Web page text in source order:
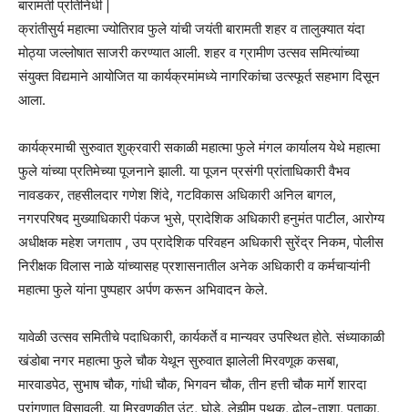
बारामती प्रतिनिधी |
क्रांतीसुर्य महात्मा ज्योतिराव फुले यांची जयंती बारामती शहर व तालुक्यात यंदा
मोठ्या जल्लोषात साजरी करण्यात आली. शहर व ग्रामीण उत्सव समित्यांच्या
संयुक्त विद्यमाने आयोजित या कार्यक्रमांमध्ये नागरिकांचा उत्स्फूर्त सहभाग दिसून
आला.
कार्यक्रमाची सुरुवात शुक्रवारी सकाळी महात्मा फुले मंगल कार्यालय येथे महात्मा
फुले यांच्या प्रतिमेच्या पूजनाने झाली. या पूजन प्रसंगी प्रांताधिकारी वैभव
नावडकर, तहसीलदार गणेश शिंदे, गटविकास अधिकारी अनिल बागल,
नगरपरिषद मुख्याधिकारी पंकज भुसे, प्रादेशिक अधिकारी हनुमंत पाटील, आरोग्य
अधीक्षक महेश जगताप , उप प्रादेशिक परिवहन अधिकारी सुरेंद्र निकम, पोलीस
निरीक्षक विलास नाळे यांच्यासह प्रशासनातील अनेक अधिकारी व कर्मचाऱ्यांनी
महात्मा फुले यांना पुष्पहार अर्पण करून अभिवादन केले.
यावेळी उत्सव समितीचे पदाधिकारी, कार्यकर्ते व मान्यवर उपस्थित होते. संध्याकाळी
खंडोबा नगर महात्मा फुले चौक येथून सुरुवात झालेली मिरवणूक कसबा,
मारवाडपेठ, सुभाष चौक, गांधी चौक, भिगवन चौक, तीन हत्ती चौक मार्गे शारदा
प्रांगणात विसावली. या मिरवणुकीत उंट, घोडे, लेझीम पथक, ढोल-ताशा, पताका,